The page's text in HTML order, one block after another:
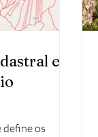
e
define os